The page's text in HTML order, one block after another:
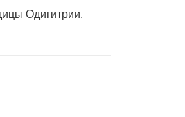
Одигитрии.